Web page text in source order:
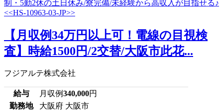
【月収例34万円以上可！電線の目視検
査】時給1500円/2交替/大阪市此花...
フジアルテ株式会社
給与 月収例340,000円
勤務地
大阪府 大阪市